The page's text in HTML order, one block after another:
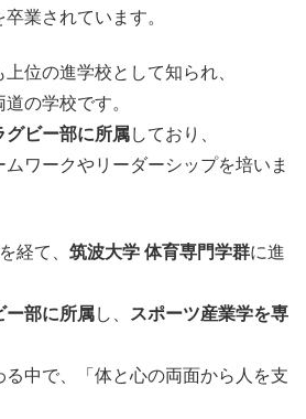
卒業されています。
位の進学校として知られ、
の学校です。
グビー部に所属しており、
ワークやリーダーシップを培いま
経て、 筑波大学 体育専門学群に進
ー部に所属し、 スポーツ産業学を専
中で、「体と心の両面から人を支